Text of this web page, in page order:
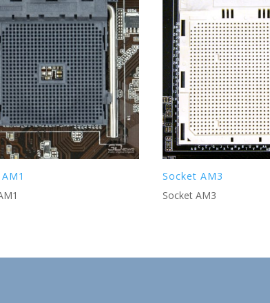
Socket AM3
Socket AM3